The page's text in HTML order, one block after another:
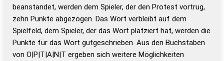
Duden – Standardwerk in 12 Bänden
Duden – Richtiges und gutes
Deutsch
Duden – Die deutsche Grammatik
beanstandet, werden dem Spieler, der den Protest vortrug,
zehn Punkte abgezogen. Das Wort verbleibt auf dem
Spielfeld, dem Spieler, der das Wort platziert hat, werden die
Punkte für das Wort gutgeschrieben. Aus den Buchstaben
von O|P|T|A|N|T ergeben sich weitere Möglichkeiten